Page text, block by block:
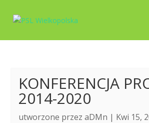
KONFERENCJA
2014-2020
utworzone przezaDMn | Kwi 15,